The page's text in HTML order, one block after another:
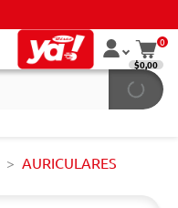
0
$0,00
AURICULARES